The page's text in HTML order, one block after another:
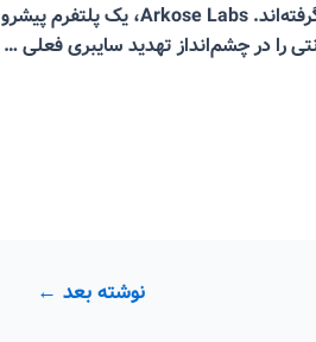
براساس یک گزارش ترسناک، نرخ کلاهبرداری‌ اینترنتی با شدت عجیبی رو به رشد بوده و جرایم سایبری اشکال پیچیده‌ای به خود گرفته‌اند. Arkose Labs، یک پلتفرم پیشرو
را در چشم‌انداز تهدید سایبری فعلی …
نوشته بعد ←